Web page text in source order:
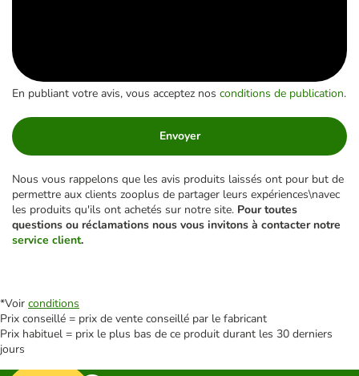
En publiant votre avis, vous acceptez nos conditions de publication.
Envoyer
Nous vous rappelons que les avis produits laissés ont pour but de
permettre aux clients zooplus de partager leurs expériences\navec
les produits qu'ils ont achetés sur notre site. Pour toutes
questions ou réclamations nous vous invitons à contacter notre
service client.
*Voir conditions
Prix conseillé = prix de vente conseillé par le fabricant
Prix habituel = prix le plus bas de ce produit durant les 30 derniers
jours